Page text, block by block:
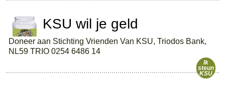
KSU wil je geld
Doneer aan Stichting Vrienden Van KSU, Triodos Bank,
NL59 TRIO 0254 6486 14
Ik
steun
KSU